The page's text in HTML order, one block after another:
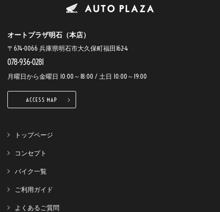
オートプラザ明石（本店）
〒674-0066 兵庫県明石市大久保町福田162-4
078-936-0281
月曜日から金曜日 10:00～18:00 / 土日 10:00～19:00
ACCESS MAP
トップページ
コンセプト
バイク一覧
ご利用ガイド
よくあるご質問